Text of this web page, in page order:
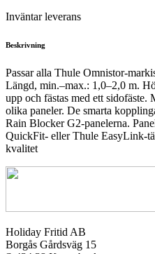
Inväntar leverans
Beskrivning
Passar alla Thule Omnistor-
Längd, min.–max.: 1,0–2,0 m.
upp och fästas med ett sidofäste.
olika paneler. De smarta
Rain Blocker G2-panelerna.
QuickFit- eller Thule EasyLink-
kvalitet
Holiday Fritid AB
Borgås Gårdsväg 15